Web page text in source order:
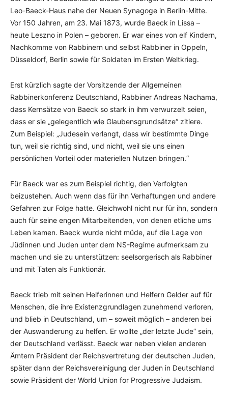
Leo-Baeck-Haus nahe der Neuen Synagoge in Berlin-Mitte.
Vor 150 Jahren, am 23. Mai 1873, wurde Baeck in Lissa –
heute Leszno in Polen – geboren. Er war eines von elf Kindern,
Nachkomme von Rabbinern und selbst Rabbiner in Oppeln,
Düsseldorf, Berlin sowie für Soldaten im Ersten Weltkrieg.
Erst kürzlich sagte der Vorsitzende der Allgemeinen
Rabbinerkonferenz Deutschland, Rabbiner Andreas Nachama,
dass Kernsätze von Baeck so stark in ihm verwurzelt seien,
dass er sie „gelegentlich wie Glaubensgrundsätze“ zitiere.
Zum Beispiel: „Judesein verlangt, dass wir bestimmte Dinge
tun, weil sie richtig sind, und nicht, weil sie uns einen
persönlichen Vorteil oder materiellen Nutzen bringen.“
Für Baeck war es zum Beispiel richtig, den Verfolgten
beizustehen. Auch wenn das für ihn Verhaftungen und andere
Gefahren zur Folge hatte. Gleichwohl nicht nur für ihn, sondern
auch für seine engen Mitarbeitenden, von denen etliche ums
Leben kamen. Baeck wurde nicht müde, auf die Lage von
Jüdinnen und Juden unter dem NS-Regime aufmerksam zu
machen und sie zu unterstützen: seelsorgerisch als Rabbiner
und mit Taten als Funktionär.
Baeck trieb mit seinen Helferinnen und Helfern Gelder auf für
Menschen, die ihre Existenzgrundlagen zunehmend verloren,
und blieb in Deutschland, um – soweit möglich – anderen bei
der Auswanderung zu helfen. Er wollte „der letzte Jude“ sein,
der Deutschland verlässt. Baeck war neben vielen anderen
Ämtern Präsident der Reichsvertretung der deutschen Juden,
später dann der Reichsvereinigung der Juden in Deutschland
sowie Präsident der World Union for Progressive Judaism.